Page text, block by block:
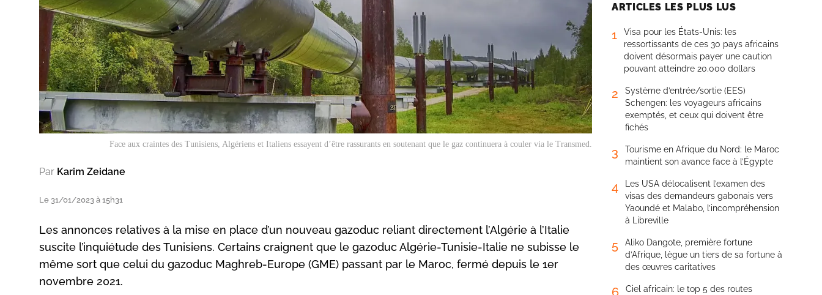
Face aux craintes des Tunisiens, Algériens et Italiens essayent d’être rassurants en soutenant que le gaz continuera à couler via le Transmed.
Par Karim Zeidane
Le 31/01/2023 à 15h31
Les annonces relatives à la mise en place d’un nouveau gazoduc reliant directement l’Algérie à l’Italie
suscite l’inquiétude des Tunisiens. Certains craignent que le gazoduc Algérie-Tunisie-Italie ne subisse le
même sort que celui du gazoduc Maghreb-Europe (GME) passant par le Maroc, fermé depuis le 1er
novembre 2021.
ARTICLES LES PLUS LUS
1
Visa pour les États-Unis: les
ressortissants de ces 30 pays africains
doivent désormais payer une caution
pouvant atteindre 20.000 dollars
2
Système d’entrée/sortie (EES)
Schengen: les voyageurs africains
exemptés, et ceux qui doivent être
fichés
3
Tourisme en Afrique du Nord: le Maroc
maintient son avance face à l’Égypte
4
Les USA délocalisent l’examen des
visas des demandeurs gabonais vers
Yaoundé et Malabo, l’incompréhension
à Libreville
5
Aliko Dangote, première fortune
d’Afrique, lègue un tiers de sa fortune à
des œuvres caritatives
6
Ciel africain: le top 5 des routes